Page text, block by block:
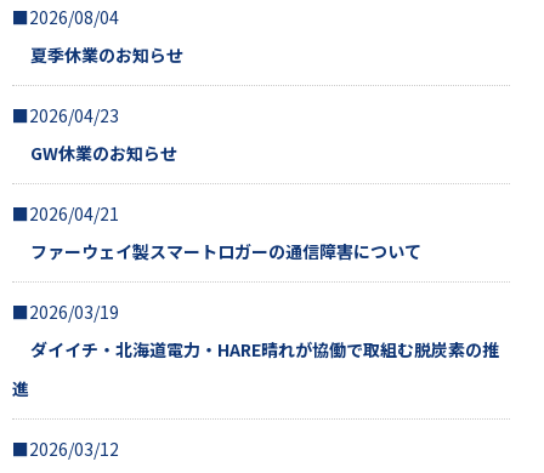
■2026/08/04
夏季休業のお知らせ
■2026/04/23
GW休業のお知らせ
■2026/04/21
ファーウェイ製スマートロガーの通信障害について
■2026/03/19
ダイイチ・北海道電力・HARE晴れが協働で取組む脱炭素の推
進
■2026/03/12